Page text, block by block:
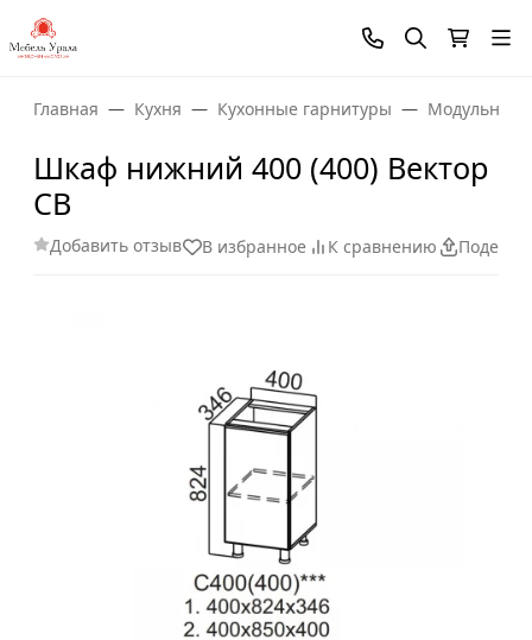
Главная Кухня Кухонные гарнитуры Модульные
Шкаф нижний 400 (400) Вектор
СВ
Добавить отзыв В избранное К сравнению